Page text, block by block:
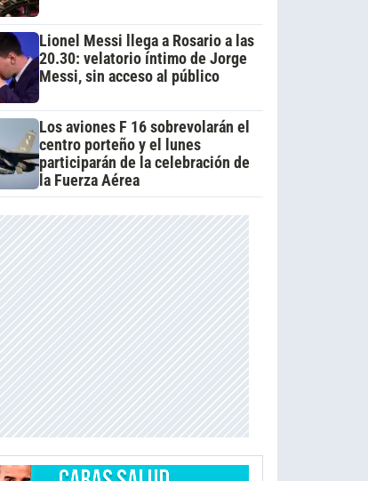
Lionel Messi llega a Rosario a las
20.30: velatorio íntimo de Jorge
Messi, sin acceso al público
Los aviones F 16 sobrevolarán el
centro porteño y el lunes
participarán de la celebración de
la Fuerza Aérea